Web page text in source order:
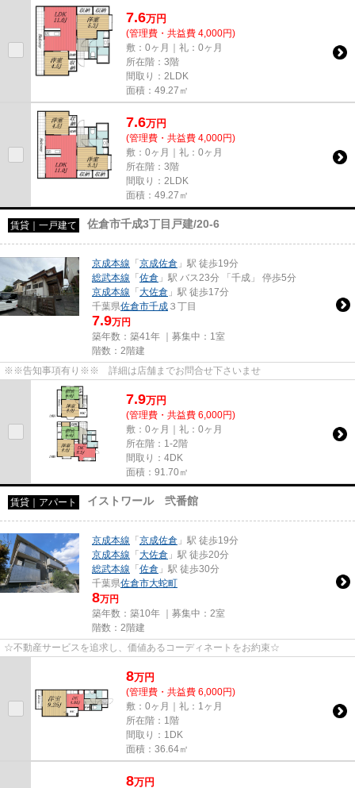
7.6万円
(管理費・共益費 4,000円)
敷：0ヶ月｜礼：0ヶ月
所在階：3階
間取り：2LDK
面積：49.27㎡
7.6万円
(管理費・共益費 4,000円)
敷：0ヶ月｜礼：0ヶ月
所在階：3階
間取り：2LDK
面積：49.27㎡
賃貸｜一戸建て 佐倉市千成3丁目戸建/20-6
京成本線 「京成佐倉 」駅 徒歩19分
総武本線 「佐倉 」駅 バス23分 「千成」 停歩5分
京成本線 「大佐倉 」駅 徒歩17分
千葉県佐倉市千成 ３丁目
7.9万円
築年数：築41年 ｜募集中： 1室
階数：2階建
※※告知事項有り※※ 詳細は店舗までお問合せ下さいませ
7.9万円
(管理費・共益費 6,000円)
敷：0ヶ月｜礼：0ヶ月
所在階：1-2階
間取り：4DK
面積：91.70㎡
賃貸｜アパート イストワール 弐番館
京成本線 「京成佐倉 」駅 徒歩19分
京成本線 「大佐倉 」駅 徒歩20分
総武本線 「佐倉 」駅 徒歩30分
千葉県佐倉市大蛇町
8万円
築年数：築10年 ｜募集中： 2室
階数：2階建
☆不動産サービスを追求し、価値あるコーディネートをお約束☆
8万円
(管理費・共益費 6,000円)
敷：0ヶ月｜礼：1ヶ月
所在階：1階
間取り：1DK
面積：36.64㎡
8万円